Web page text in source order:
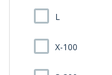
L
X-100